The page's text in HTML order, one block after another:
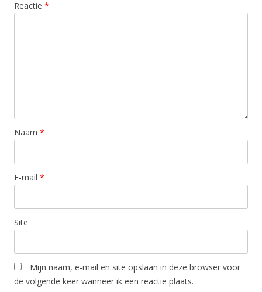
Reactie *
Naam *
E-mail *
Site
Mijn naam, e-mail en site opslaan in deze browser voor
de volgende keer wanneer ik een reactie plaats.